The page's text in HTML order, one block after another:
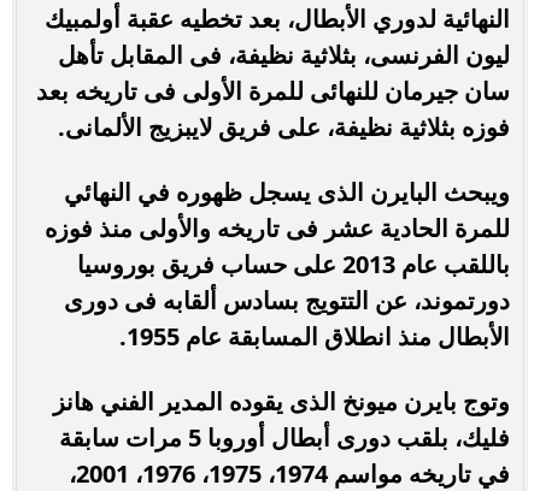
النهائية لدوري الأبطال، بعد تخطيه عقبة أولمبيك
ليون الفرنسى، بثلاثية نظيفة، فى المقابل تأهل
سان جيرمان للنهائى للمرة الأولى فى تاريخه بعد
فوزه بثلاثية نظيفة، على فريق لايبزيج الألمانى.
ويبحث البايرن الذى يسجل ظهوره في النهائي
للمرة الحادية عشر فى تاريخه والأولى منذ فوزه
باللقب عام 2013 على حساب فريق بوروسيا
دورتموند، عن التتويج بسادس ألقابه فى دورى
الأبطال منذ انطلاق المسابقة عام 1955.
وتوج بايرن ميونخ الذى يقوده المدير الفني هانز
فليك، بلقب دورى أبطال أوروبا 5 مرات سابقة
في تاريخه مواسم 1974، 1975، 1976، 2001،